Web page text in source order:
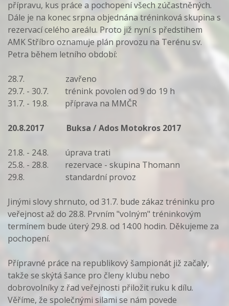
přípravu, kus práce a pochopení všech zúčastněných.
Dále je na konec srpna objednána tréninková skupina s
rezervací celého areálu. Proto již nyní s předstihem
AMK Stříbro oznamuje plán provozu na Terénu sv.
Petra během letního období:
28.7. zavřeno
29.7. - 30.7. trénink povolen od 9 do 19 h
31.7. - 19.8. příprava na MMČR
20.8.2017 Buksa / Ados Motokros 2017
21.8. - 24.8. úprava trati
25.8. - 28.8. rezervace - skupina Thomann
29.8. standardní provoz
Jinými slovy shrnuto, od 31.7. bude zákaz tréninku pro
veřejnost až do 28.8. Prvním "volným" tréninkovým
termínem bude úterý 29.8. od 14:00 hodin. Děkujeme za
pochopení.
Přípravné práce na republikový šampionát již začaly,
takže se skýtá šance pro členy klubu nebo
dobrovolníky z řad veřejnosti přiložit ruku k dílu.
Věříme, že společnými silami se nám povede